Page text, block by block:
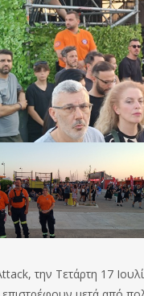
την Τετάρτη 17